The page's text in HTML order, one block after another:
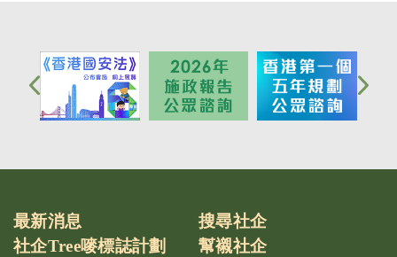
最新消息
搜尋社企
社企Tree嘜標誌計劃
幫襯社企